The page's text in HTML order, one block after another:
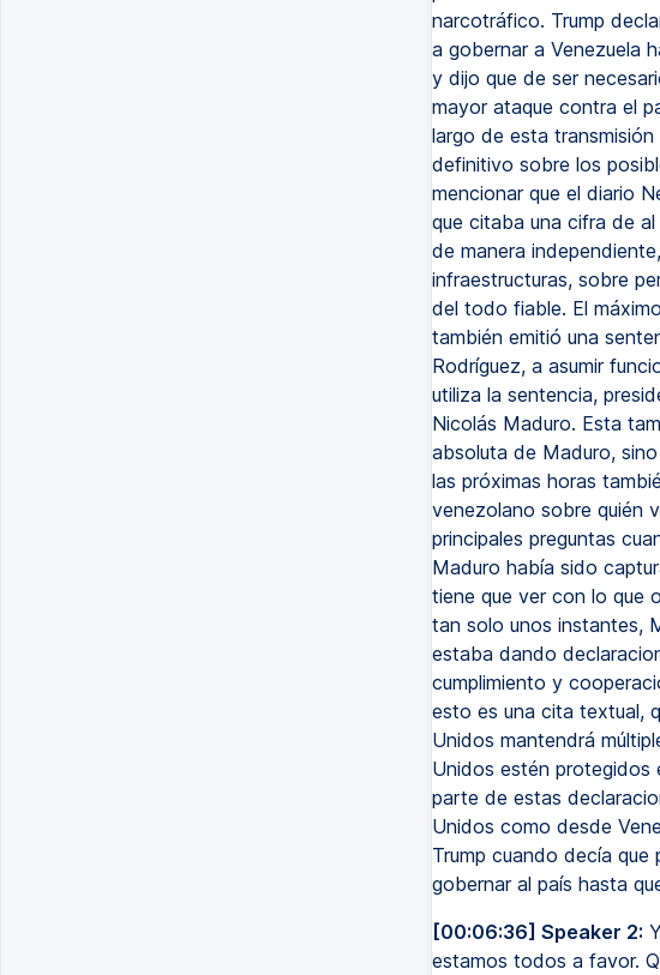
narcotráfico. Trump
a gobernar a Venezuela
y dijo que de ser
mayor ataque contra el
largo de esta
definitivo sobre los
mencionar que el diario
que citaba una cifra de
de manera
infraestructuras, sobre
del todo fiable. El
también emitió una
Rodríguez, a asumir
utiliza la sentencia,
Nicolás Maduro. Esta
absoluta de Maduro,
las próximas horas
venezolano sobre quién
principales preguntas
Maduro había sido
tiene que ver con lo que
tan solo unos instantes,
estaba dando
cumplimiento y
esto es una cita textual,
Unidos mantendrá
Unidos estén protegidos
parte de estas
Unidos como desde
Trump cuando decía que
gobernar al país hasta
[00:06:36] Speaker 2:
estamos todos a favor.